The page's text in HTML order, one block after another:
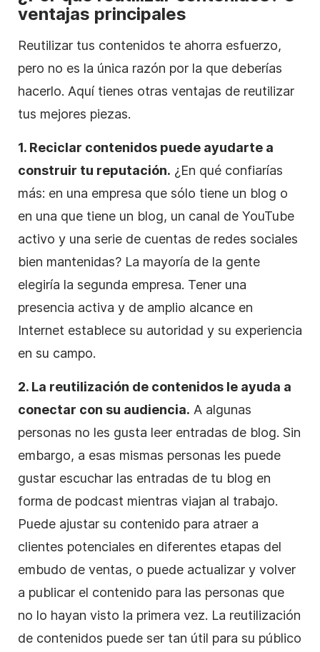
ventajas principales
Reutilizar tus contenidos te ahorra esfuerzo,
pero no es la única razón por la que deberías
hacerlo. Aquí tienes otras ventajas de reutilizar
tus mejores piezas.
1. Reciclar contenidos puede ayudarte a
construir tu reputación. ¿En qué confiarías
más: en una empresa que sólo tiene un blog o
en una que tiene un blog, un canal de YouTube
activo y una serie de cuentas de redes sociales
bien mantenidas? La mayoría de la gente
elegiría la segunda empresa. Tener una
presencia activa y de amplio alcance en
Internet establece su autoridad y su experiencia
en su campo.
2. La reutilización de contenidos le ayuda a
conectar con su audiencia. A algunas
personas no les gusta leer entradas de blog. Sin
embargo, a esas mismas personas les puede
gustar escuchar las entradas de tu blog en
forma de podcast mientras viajan al trabajo.
Puede ajustar su contenido para atraer a
clientes potenciales en diferentes etapas del
embudo de ventas, o puede actualizar y volver
a publicar el contenido para las personas que
no lo hayan visto la primera vez. La reutilización
de contenidos puede ser tan útil para su público